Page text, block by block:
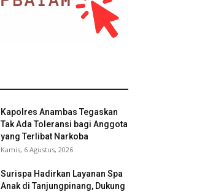
Kapolres Anambas Tegaskan
Tak Ada Toleransi bagi Anggota
yang Terlibat Narkoba
Kamis, 6 Agustus, 2026
Surispa Hadirkan Layanan Spa
Anak di Tanjungpinang, Dukung